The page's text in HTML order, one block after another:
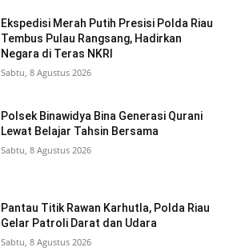
Ekspedisi Merah Putih Presisi Polda Riau
Tembus Pulau Rangsang, Hadirkan
Negara di Teras NKRI
Sabtu, 8 Agustus 2026
Polsek Binawidya Bina Generasi Qurani
Lewat Belajar Tahsin Bersama
Sabtu, 8 Agustus 2026
Pantau Titik Rawan Karhutla, Polda Riau
Gelar Patroli Darat dan Udara
Sabtu, 8 Agustus 2026